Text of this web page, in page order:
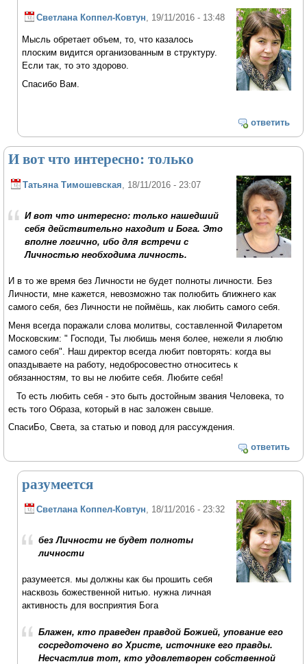
Светлана Коппел-Ковтун , 19/11/2016 - 13:48
Мысль обретает объем, то, что казалось
плоским видится организованным в структуру.
Если так, то это здорово.
Спасибо Вам.
ответить
И вот что интересно: только
Татьяна Тимошевская, 18/11/2016 - 23:07
И вот что интересно: только нашедший
себя действительно находит и Бога. Это
вполне логично, ибо для встречи с
Личностью необходима личность.
И в то же время без Личности не будет полноты личности. Без
Личности, мне кажется, невозможно так полюбить ближнего как
самого себя, без Личности не поймёшь, как любить самого себя.
Меня всегда поражали слова молитвы, составленной Филаретом
Московским: " Господи, Ты любишь меня более, нежели я люблю
самого себя". Наш директор всегда любит повторять: когда вы
опаздываете на работу, недобросовестно относитесь к
обязанностям, то вы не любите себя. Любите себя!
То есть любить себя - это быть достойным звания Человека, то
есть того Образа, который в нас заложен свыше.
СпасиБо, Света, за статью и повод для рассуждения.
ответить
разумеется
Светлана Коппел-Ковтун, 18/11/2016 - 23:32
без Личности не будет полноты
личности
разумеется. мы должны как бы прошить себя
насквозь божественной нитью. нужна личная
активность для восприятия Бога
Блажен, кто праведен правдой Божией, упование его
сосредоточено во Христе, источнике его правды.
Несчастлив тот, кто удовлетворен собственной